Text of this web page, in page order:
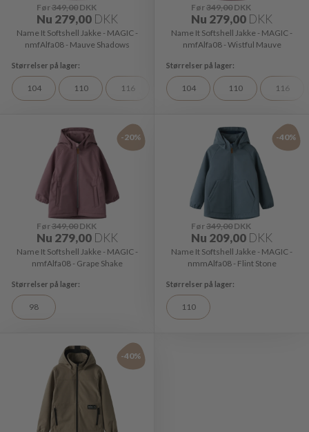
Før349,00DKK
Nu 279,00 DKK
Name It Softshell Jakke - MAGIC -
nmfAlfa08 - Mauve Shadows
104 110 116
Før349,00 DKK
Nu 279,00 DKK
Name It Softshell Jakke - MAGIC -
nmfAlfa08 - Wistful Mauve
104 110 116
-20%
Før349,00DKK
Nu 279,00 DKK
Name It Softshell Jakke - MAGIC -
nmfAlfa08 - Grape Shake
98
-40%
Før349,00 DKK
Nu 209,00 DKK
Name It Softshell Jakke - MAGIC -
nmmAlfa08 - Flint Stone
110
-40%